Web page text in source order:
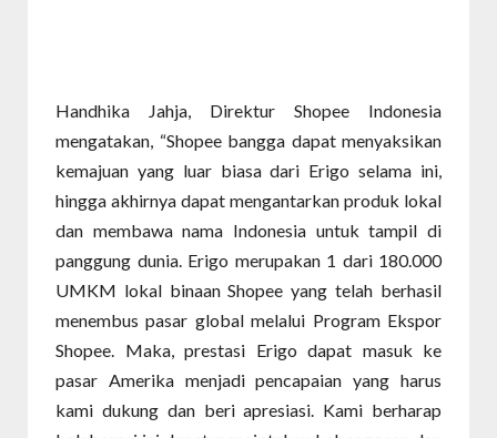
Handhika Jahja, Direktur Shopee Indonesia
mengatakan, “Shopee bangga dapat menyaksikan
kemajuan yang luar biasa dari Erigo selama ini,
hingga akhirnya dapat mengantarkan produk lokal
dan membawa nama Indonesia untuk tampil di
panggung dunia. Erigo merupakan 1 dari 180.000
UMKM lokal binaan Shopee yang telah berhasil
menembus pasar global melalui Program Ekspor
Shopee. Maka, prestasi Erigo dapat masuk ke
pasar Amerika menjadi pencapaian yang harus
kami dukung dan beri apresiasi. Kami berharap